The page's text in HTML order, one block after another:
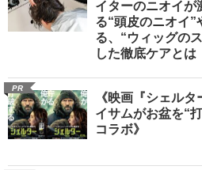
イターのニオイ
る“頭皮のニオイ”
る、“ウィッグの
した徹底ケアとは
PR
《映画『シェル
イサムがお盆を“
コラボ》